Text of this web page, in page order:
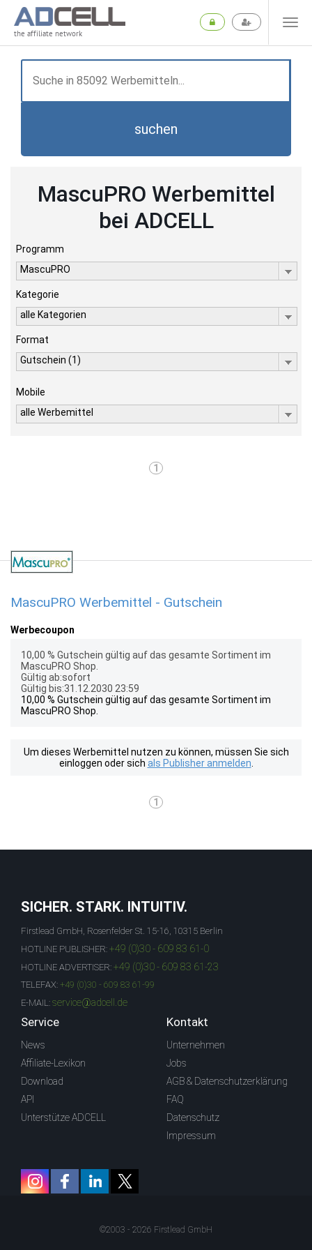
the affiliate network
suchen
MascuPRO Werbemittel
bei ADCELL
Programm
MascuPRO
Kategorie
alle Kategorien
Format
Gutschein (1)
Mobile
alle Werbemittel
1
MascuPRO Werbemittel - Gutschein
Werbecoupon
10,00 % Gutschein gültig auf das gesamte Sortiment im
MascuPRO Shop.
Gültig ab:sofort
Gültig bis:31.12.2030 23:59
10,00 % Gutschein gültig auf das gesamte Sortiment im
MascuPRO Shop.
Um dieses Werbemittel nutzen zu können, müssen Sie sich
einloggen oder sich als Publisher anmelden
1
SICHER. STARK. INTUITIV.
Firstlead GmbH, Rosenfelder St. 15-16, 10315 Berlin
HOTLINE PUBLISHER: +49 (0)30 - 609 83 61-0
HOTLINE ADVERTISER: +49 (0)30 - 609 83 61-23
TELEFAX: +49 (0)30 - 609 83 61-99
E-MAIL: service@adcell.de
Service
News
Affiliate-Lexikon
Download
API
Unterstütze ADCELL
Kontakt
Unternehmen
Jobs
AGB & Datenschutzerklärung
FAQ
Datenschutz
Impressum
©2003 - 2026 Firstlead GmbH